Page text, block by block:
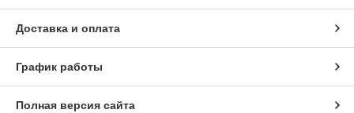
Доставка и оплата
График работы
Полная версия сайта